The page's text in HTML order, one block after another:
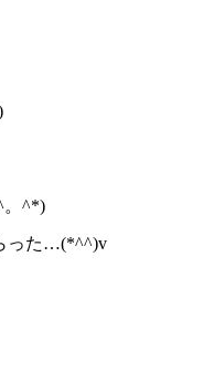
。^*)
った…(*^^)v